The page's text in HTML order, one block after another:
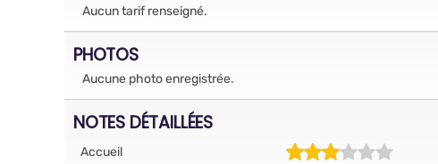
Aucun tarif renseigné.
PHOTOS
Aucune photo enregistrée.
NOTES DÉTAILLÉES
Accueil